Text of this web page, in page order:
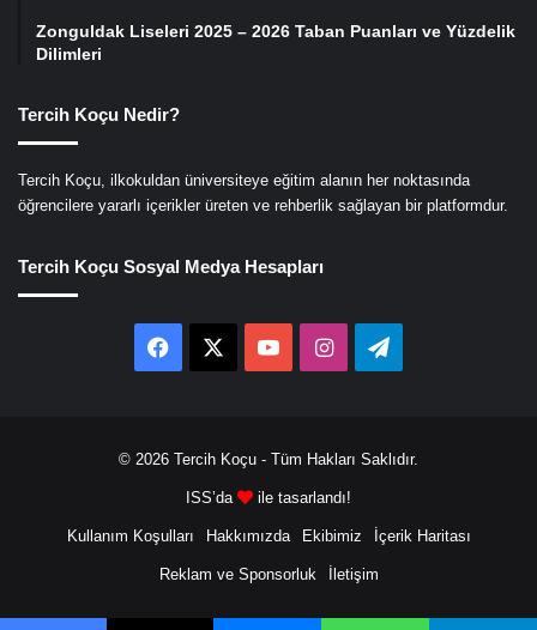
Zonguldak Liseleri 2025 – 2026 Taban Puanları ve Yüzdelik
Dilimleri
Tercih Koçu Nedir?
Tercih Koçu, ilkokuldan üniversiteye eğitim alanın her noktasında
öğrencilere yararlı içerikler üreten ve rehberlik sağlayan bir platformdur.
Tercih Koçu Sosyal Medya Hesapları
Facebook YouTubeInstagramTelegram
© 2026 Tercih Koçu - Tüm Hakları Saklıdır.
ISS’da ile tasarlandı!
Kullanım Koşulları Hakkımızda Ekibimiz İçerik Haritası
Reklam ve Sponsorluk İletişim